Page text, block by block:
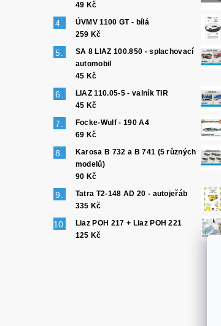
49 Kč
ÚVMV 1100 GT - bílá
259 Kč
SA 8 LIAZ 100.850 - splachovací
automobil
45 Kč
LIAZ 110.05-5 - valník TIR
45 Kč
Focke-Wulf - 190 A4
69 Kč
Karosa B 732 a B 741 (5 různých
modelů)
90 Kč
Tatra T2-148 AD 20 - autojeřáb
335 Kč
Liaz POH 217 + Liaz POH 221
125 Kč